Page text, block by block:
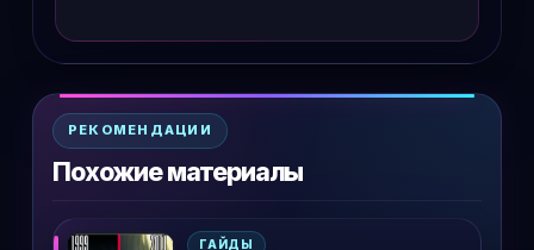
РЕКОМЕНДАЦИИ
Похожие материалы
ГАЙДЫ